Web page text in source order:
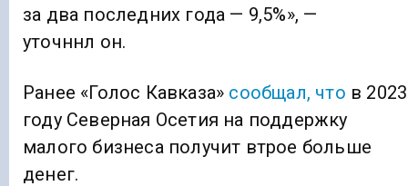
за два последних года — 9,5%», —
уточннл он.
Ранее «Голос Кавказа» сообщал, что в 2023
году Северная Осетия на поддержку
малого бизнеса получит втрое больше
денег.